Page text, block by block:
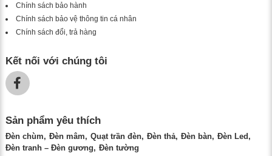
Chính sách bảo hành
Chính sách bảo vệ thông tin cá nhân
Chính sách đổi, trả hàng
Kết nối với chúng tôi
Sản phẩm yêu thích
Đèn chùm Đèn mâm Quạt trần đèn Đèn thả Đèn bàn
Đèn Led
Đèn tranh – Đèn gương
Đèn tường